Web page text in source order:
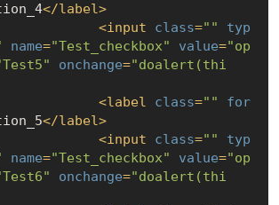
</label>
<input class=""
typ
name="Test_checkbox" value="op
onchange="doalert(thi
<label class=""
for
</label>
<input class=""
typ
name="Test_checkbox" value="op
onchange="doalert(thi